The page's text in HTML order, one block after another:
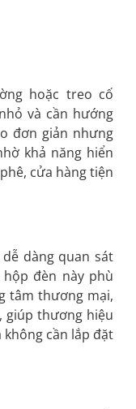
hoặc treo cố
và cần hướng
đơn giản nhưng
khả năng hiển
cửa hàng tiện
dàng quan sát
đèn này phù
tâm thương mại,
giúp thương hiệu
cần lắp đặt